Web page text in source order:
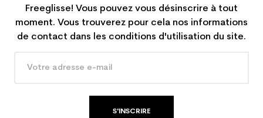
Freeglisse! Vous pouvez vous désinscrire à tout
moment. Vous trouverez pour cela nos informations
de contact dans les conditions d'utilisation du site.
S'INSCRIRE